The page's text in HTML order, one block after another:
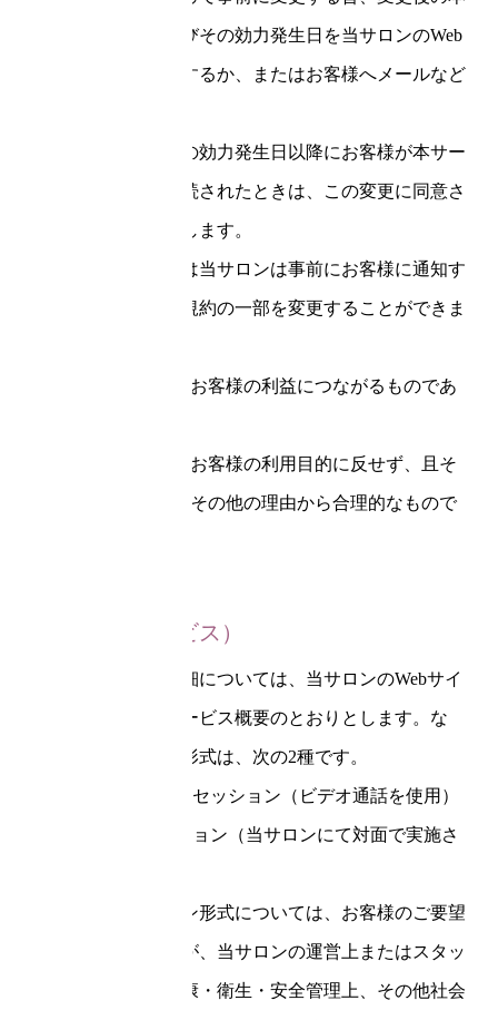
規約の内容およびその効力発生日を当サロンのWeb
サイト上に掲示するか、またはお客様へメールなど
変更後の本規約の効力発生日以降にお客様が本サー
ビスの利用を継続されたときは、この変更に同意さ
れたものとみなします。
次のようなときは当サロンは事前にお客様に通知す
ることなく、本規約の一部を変更することができま
その変更が、お客様の利益につながるものであ
その変更が、お客様の利用目的に反せず、且そ
の変更が法律その他の理由から合理的なもので
第3条（本サービス）
本サービスの詳細については、当サロンのWebサイ
ト上に記載のサービス概要のとおりとします。な
お、セッション形式は、次の2種です。
(1)オンラインセッション（ビデオ通話を使用）
(2)対面セッション（当サロンにて対面で実施さ
前項のセッション形式については、お客様のご要望
をお伺いしますが、当サロンの運営上またはスタッ
フやお客様の健康・衛生・安全管理上、その他社会